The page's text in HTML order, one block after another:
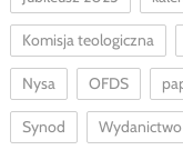
Komisja teologiczna
Nysa OFDS
Synod